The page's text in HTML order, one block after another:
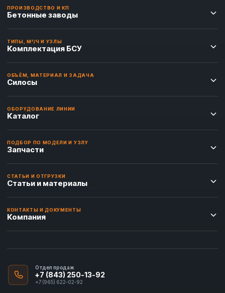
ПРОИЗВОДСТВО И КП
Бетонные заводы
ТИПЫ, М³/Ч И УЗЛЫ
Комплектация БСУ
ОБЪЁМ, МАТЕРИАЛ И ЗАДАЧА
Силосы
ОБОРУДОВАНИЕ ЛИНИИ
Каталог
ПОДБОР ПО МОДЕЛИ И УЗЛУ
Запчасти
СТАТЬИ И ОТГРУЗКИ
Статьи и материалы
КОНТАКТЫ И ДОКУМЕНТЫ
Компания
Отдел продаж
+7 (843) 250-13-92
+7 (965) 622-02-92